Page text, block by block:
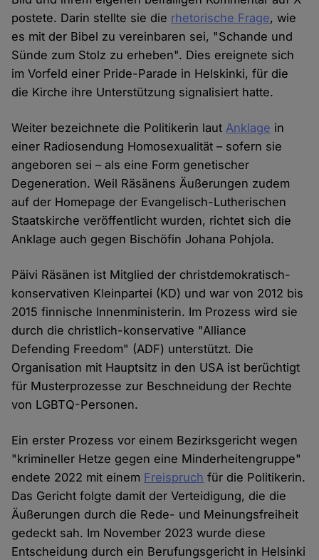
postete. Darin stellte sie die rhetorische Frage, wie
es mit der Bibel zu vereinbaren sei, "Schande und
Sünde zum Stolz zu erheben". Dies ereignete sich
im Vorfeld einer Pride-Parade in Helskinki, für die
die Kirche ihre Unterstützung signalisiert hatte.
Weiter bezeichnete die Politikerin lautAnklage in
einer Radiosendung Homosexualität – sofern sie
angeboren sei – als eine Form genetischer
Degeneration. Weil Räsänens Äußerungen zudem
auf der Homepage der Evangelisch-Lutherischen
Staatskirche veröffentlicht wurden, richtet sich die
Anklage auch gegen Bischöfin Johana Pohjola.
Päivi Räsänen ist Mitglied der christdemokratisch-
konservativen Kleinpartei (KD) und war von 2012 bis
2015 finnische Innenministerin. Im Prozess wird sie
durch die christlich-konservative "Alliance
Defending Freedom" (ADF) unterstützt. Die
Organisation mit Hauptsitz in den USA ist berüchtigt
für Musterprozesse zur Beschneidung der Rechte
von LGBTQ-Personen.
Ein erster Prozess vor einem Bezirksgericht wegen
"krimineller Hetze gegen eine Minderheitengruppe"
endete 2022 mit einem Freispruch für die Politikerin.
Das Gericht folgte damit der Verteidigung, die die
Äußerungen durch die Rede- und Meinungsfreiheit
gedeckt sah. Im November 2023 wurde diese
Entscheidung durch ein Berufungsgericht in Helsinki